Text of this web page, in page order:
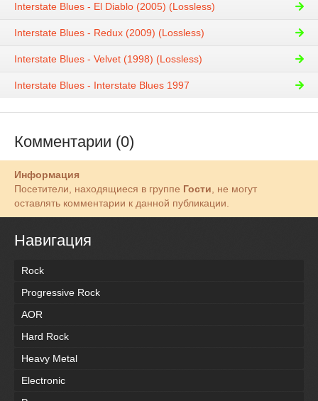
Interstate Blues - El Diablo (2005) (Lossless)
Interstate Blues - Redux (2009) (Lossless)
Interstate Blues - Velvet (1998) (Lossless)
Interstate Blues - Interstate Blues 1997
Комментарии (0)
Информация
Посетители, находящиеся в группе Гости, не могут
оставлять комментарии к данной публикации.
Навигация
Rock
Progressive Rock
AOR
Hard Rock
Heavy Metal
Electronic